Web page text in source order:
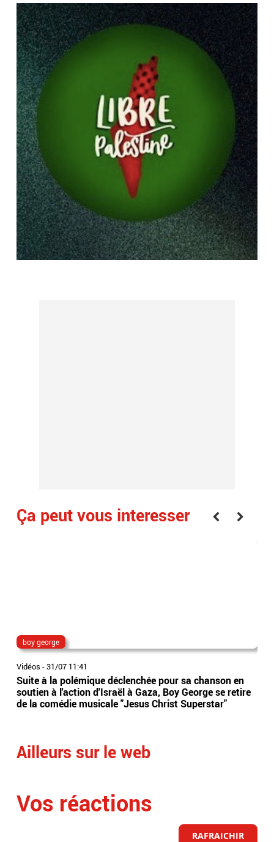
Ça peut vous interesser
boy george
Vidéos -31/07 11:41
Suite à la polémique déclenchée pour sa chanson en
soutien à l'action d'Israël à Gaza, Boy George se retire
de la comédie musicale "Jesus Christ Superstar"
Ailleurs sur le web
Vos réactions
RAFRAICHIR